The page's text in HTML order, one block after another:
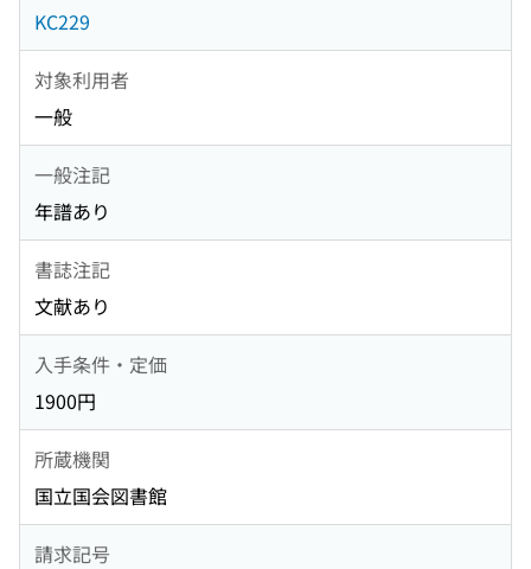
KC229
対象利用者
一般
一般注記
年譜あり
書誌注記
文献あり
入手条件・定価
1900円
所蔵機関
国立国会図書館
請求記号